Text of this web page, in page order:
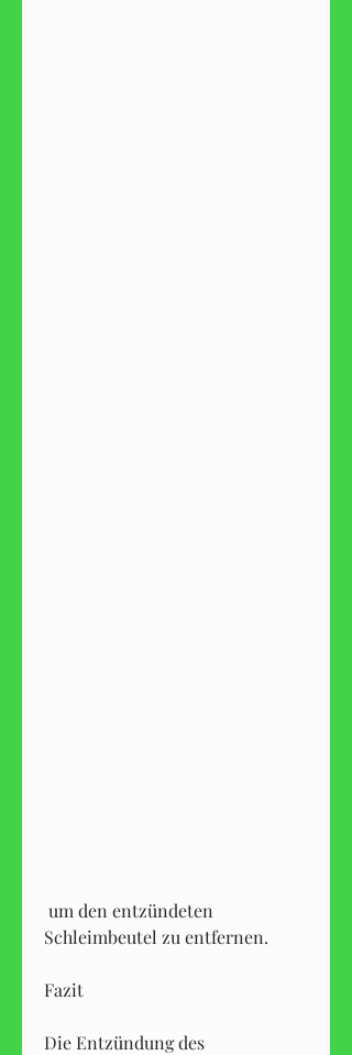
Schleimbeutel zu entfernen.
Fazit
Die Entzündung des